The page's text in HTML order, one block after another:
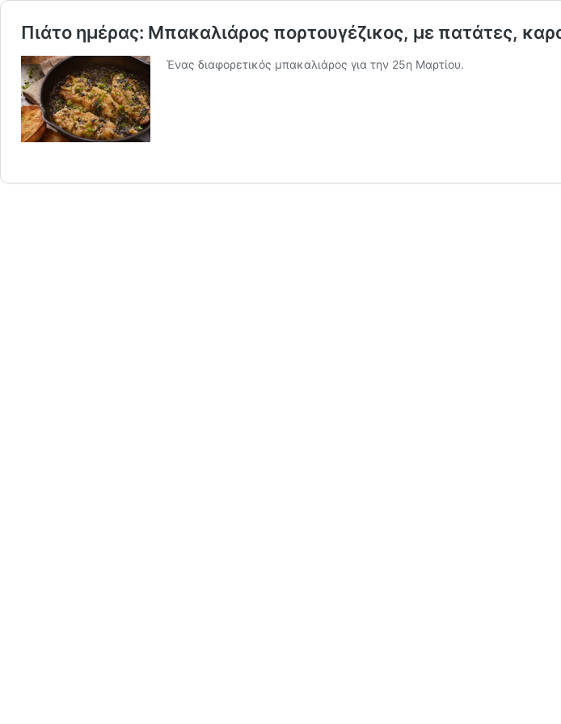
Πιάτο ημέρας: Μπακαλιάρος πορτουγέζικος, με πατάτες,
Ένας διαφορετικός μπακαλιάρος για την 25η Μαρτίου.